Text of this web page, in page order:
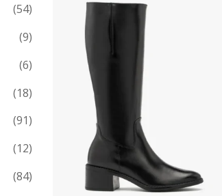
(54)
(9)
(6)
(18)
(91)
(12)
(84)